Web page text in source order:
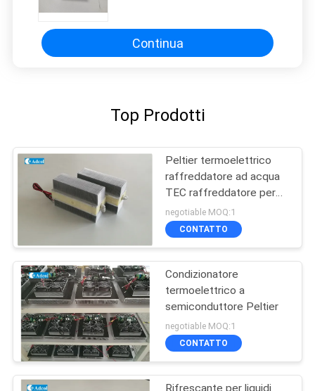
Continua
Top Prodotti
Peltier termoelettrico
raffreddatore ad acqua
TEC raffreddatore per
apparecchiature
mediche
negotiable MOQ:1
CONTATTO
Condizionatore
termoelettrico a
semiconduttore Peltier
negotiable MOQ:1
CONTATTO